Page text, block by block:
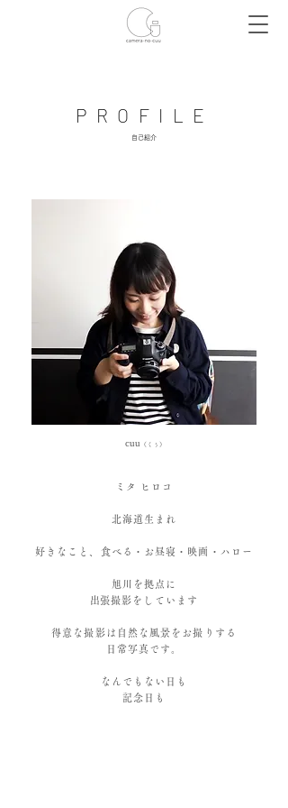
PROFILE
​自己紹介
​cuu （くぅ）
​ミタ ヒロコ
北海道 生まれ
好きなこと、食べる・お昼寝・映画・ハロー
旭川を拠点に
​出張撮影をしています​​​
得意な撮影は自然な風景をお撮りする
日常写真です。
なんでもない日も
記念日も